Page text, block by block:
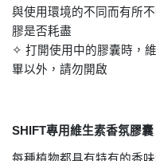
與使用環境的不同而有所
膠是否耗盡
✧ 打開使用中的膠囊時，
畢以外，請勿開啟
SHIFT專用維生素香氛膠囊
每種植物都具有特有的香